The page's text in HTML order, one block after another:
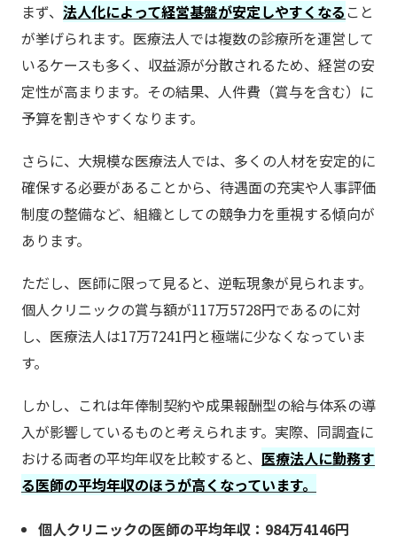
まず、 法人化によって経営基盤が安定しやすくなる こと
が挙げられます。医療法人では複数の診療所を運営して
いるケースも多く、収益源が分散されるため、経営の安
定性が高まります。その結果、人件費（賞与を含む）に
予算を割きやすくなります。
さらに、大規模な医療法人では、多くの人材を安定的に
確保する必要があることから、待遇面の充実や人事評価
制度の整備など、組織としての競争力を重視する傾向が
あります。
ただし、医師に限って見ると、逆転現象が見られます。
個人クリニックの賞与額が117万5728円であるのに対
し、医療法人は17万7241円と極端に少なくなっていま
す。‌
しかし、これは年俸制契約や成果報酬型の給与体系の導
入が影響しているものと考えられます。実際、同調査に
おける両者の平均年収を比較すると、 医療法人に勤務す
る医師の平均年収のほうが高くなっています。
個人クリニックの医師の平均年収：984万4146円